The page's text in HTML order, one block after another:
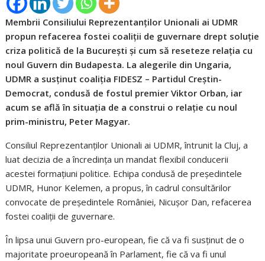
Membrii Consiliului Reprezentanților Unionali ai UDMR
propun refacerea fostei coaliții de guvernare drept soluție
criza politică de la București și cum să reseteze relația cu
noul Guvern din Budapesta. La alegerile din Ungaria,
UDMR a susținut coaliția FIDESZ – Partidul Creștin-
Democrat, condusă de fostul premier Viktor Orban, iar
acum se află în situația de a construi o relație cu noul
prim-ministru, Peter Magyar.
Consiliul Reprezentanților Unionali ai UDMR, întrunit la Cluj, a
luat decizia de a încredința un mandat flexibil conducerii
acestei formațiuni politice. Echipa condusă de președintele
UDMR, Hunor Kelemen, a propus, în cadrul consultărilor
convocate de președintele României, Nicușor Dan, refacerea
fostei coaliții de guvernare.
În lipsa unui Guvern pro-european, fie că va fi susținut de o
majoritate proeuropeană în Parlament, fie că va fi unul